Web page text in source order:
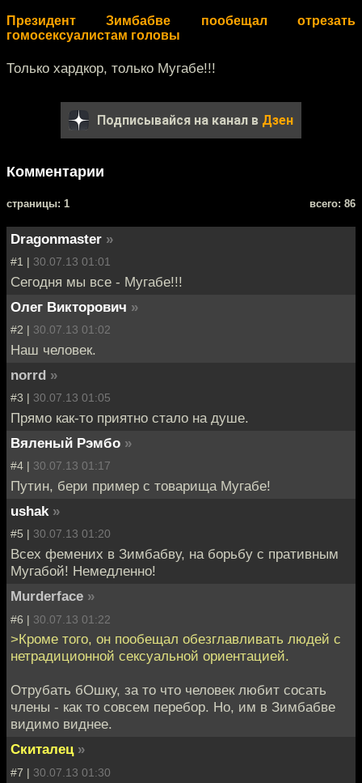
Президент Зимбабве пообещал отрезать
гомосексуалистам головы
Только хардкор, только Мугабе!!!
Подписывайся на канал в Дзен
Комментарии
cтраницы: 1 всего: 86
Dragonmaster »
#1 | 30.07.13 01:01
Сегодня мы все - Мугабе!!!
Олег Викторович »
#2 | 30.07.13 01:02
Наш человек.
norrd »
#3 | 30.07.13 01:05
Прямо как-то приятно стало на душе.
Вяленый Рэмбо »
#4 | 30.07.13 01:17
Путин, бери пример с товарища Мугабе!
ushak »
#5 | 30.07.13 01:20
Всех фемених в Зимбабву, на борьбу с пративным
Мугабой! Немедленно!
Murderface »
#6 | 30.07.13 01:22
>Кроме того, он пообещал обезглавливать людей с
нетрадиционной сексуальной ориентацией.
Отрубать бОшку, за то что человек любит сосать
члены - как то совсем перебор. Но, им в Зимбабве
видимо виднее.
Скиталец »
#7 | 30.07.13 01:30